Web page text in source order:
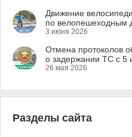
Движение
по велопешеходным
3 июня 2026
Отмена протоколов
о задержании ТС с 5
26 мая 2026
Разделы сайта